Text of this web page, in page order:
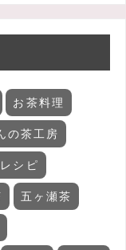
お茶料理
の茶工房
レシピ
五ヶ瀬茶